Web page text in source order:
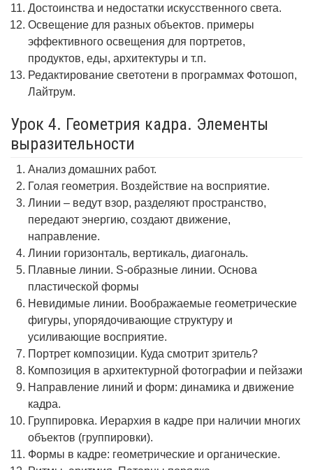
Достоинства и недостатки искусственного света.
Освещение для разных объектов. примеры
эффективного освещения для портретов,
продуктов, еды, архитектуры и т.п.
Редактирование светотени в программах Фотошоп,
Лайтрум.
Урок 4. Геометрия кадра. Элементы
выразительности
Анализ домашних работ.
Голая геометрия. Воздействие на восприятие.
Линии – ведут взор, разделяют пространство,
передают энергию, создают движение,
направление.
Линии горизонталь, вертикаль, диагональ.
Плавные линии. S-образные линии. Основа
пластической формы
Невидимые линии. Воображаемые геометрические
фигуры, упорядочивающие структуру и
усиливающие восприятие.
Портрет композиции. Куда смотрит зритель?
Композиция в архитектурной фотографии и пейзажи
Направление линий и форм: динамика и движение
кадра.
Группировка. Иерархия в кадре при наличии многих
объектов (группировки).
Формы в кадре: геометрические и органические.